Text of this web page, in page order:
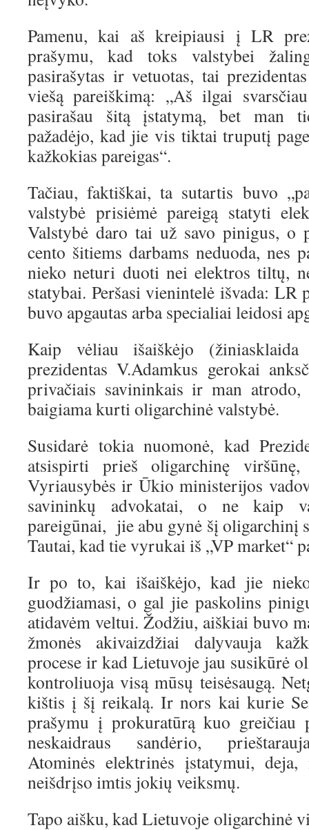
Pamenu, kai aš kreipiausi į LR
prašymu, kad toks valstybei
pasirašytas ir vetuotas, tai
viešą pareiškimą: „Aš ilgai
pasirašau šitą įstatymą, bet man
pažadėjo, kad jie vis tiktai truputį
kažkokias pareigas“.
Tačiau, faktiškai, ta sutartis buvo
valstybė prisiėmė pareigą statyti
Valstybė daro tai už savo pinigus, o
cento šitiems darbams neduoda, nes
nieko neturi duoti nei elektros tiltų,
statybai. Peršasi vienintelė išvada: LR
buvo apgautas arba specialiai leidosi
Kaip vėliau išaiškėjo
prezidentas V.Adamkus gerokai
privačiais savininkais ir man
baigiama kurti oligarchinė valstybė.
Susidarė tokia nuomonė, kad
atsispirti prieš oligarchinę
Vyriausybės ir Ūkio ministerijos
savininkų advokatai, o ne kaip
pareigūnai, jie abu gynė šį oligarchinį
Tautai, kad tie vyrukai iš „VP market“
Ir po to, kai išaiškėjo, kad jie
guodžiamasi, o gal jie paskolins
atidavėm veltui. Žodžiu, aiškiai buvo
žmonės akivaizdžiai dalyvauja
procese ir kad Lietuvoje jau susikūrė
kontroliuoja visą mūsų teisėsaugą.
kištis į šį reikalą. Ir nors kai kurie
prašymu į prokuratūrą kuo greičiau
neskaidraus sandėrio,
Atominės elektrinės įstatymui,
neišdrįso imtis jokių veiksmų.
Tapo aišku, kad Lietuvoje oligarchinė